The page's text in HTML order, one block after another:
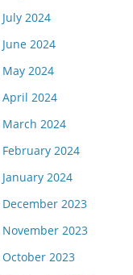
July 2024
June 2024
May 2024
April 2024
March 2024
February 2024
January 2024
December 2023
November 2023
October 2023